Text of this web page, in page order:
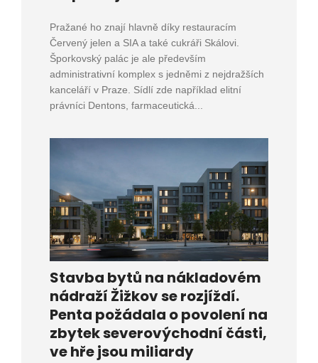
Pražané ho znají hlavně díky restauracím
Červený jelen a SIA a také cukráři Skálovi.
Šporkovský palác je ale především
administrativní komplex s jedněmi z nejdražších
kanceláří v Praze. Sídlí zde například elitní
právníci Dentons, farmaceutická...
Stavba bytů na nákladovém
nádraží Žižkov se rozjíždí.
Penta požádala o povolení na
zbytek severovýchodní části,
ve hře jsou miliardy